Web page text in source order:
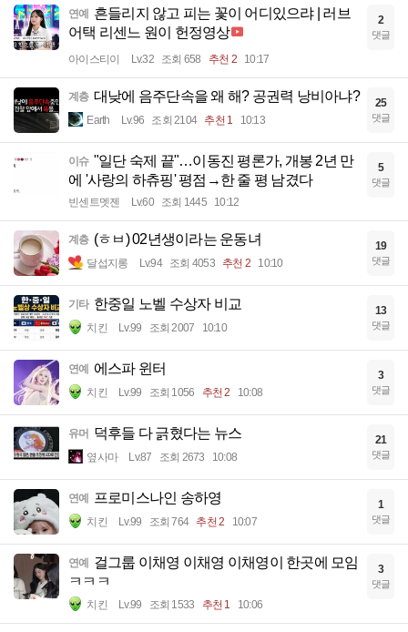
연예 흔들리지 않고 피는 꽃이 어디있으랴 | 러브
어택 리센느 원이 헌정영상
아이스티이 Lv.32 조회 658 추천 2 10:17
2
댓글
계층 대낮에 음주단속을 왜 해? 공권력 낭비아냐?
Earth Lv.96 조회 2104 추천 1 10:13
25
댓글
이슈 "일단 숙제 끝"…이동진 평론가, 개봉 2년 만
에 '사랑의 하츄핑' 평점→한 줄 평 남겼다
빈센트멧젠 Lv.60 조회 1445 10:12
5
댓글
계층 (ㅎㅂ) 02년생이라는 운동녀
달섭지롱 Lv.94 조회 4053 추천 2 10:10
19
댓글
기타 한중일 노벨 수상자 비교
치킨 Lv.99 조회 2007 10:10
13
댓글
연예 에스파 윈터
치킨 Lv.99 조회 1056 추천 2 10:08
3
댓글
유머 덕후들 다 긁혔다는 뉴스
옆사마 Lv.87 조회 2673 10:08
21
댓글
연예 프로미스나인 송하영
치킨 Lv.99 조회 764 추천 2 10:07
1
댓글
연예 걸그룹 이채영 이채영 이채영이 한곳에 모임
ㅋㅋㅋ
치킨 Lv.99 조회 1533 추천 1 10:06
3
댓글